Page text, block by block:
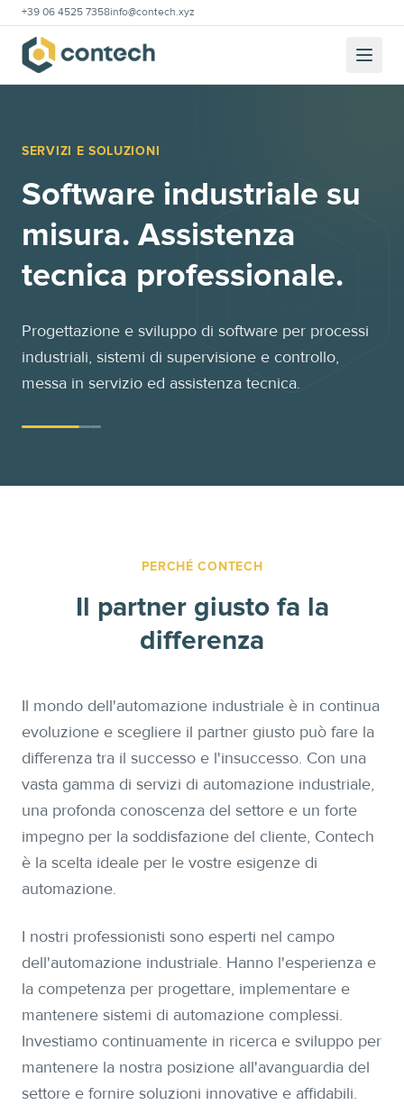
+39 06 4525 7358info@contech.xyz
SERVIZI E SOLUZIONI
Software industriale su
misura. Assistenza
tecnica professionale.
Progettazione e sviluppo di software per processi
industriali, sistemi di supervisione e controllo,
messa in servizio ed assistenza tecnica.
PERCHÉ CONTECH
Il partner giusto fa la
differenza
Il mondo dell'automazione industriale è in continua
evoluzione e scegliere il partner giusto può fare la
differenza tra il successo e l'insuccesso. Con una
vasta gamma di servizi di automazione industriale,
una profonda conoscenza del settore e un forte
impegno per la soddisfazione del cliente, Contech
è la scelta ideale per le vostre esigenze di
automazione.
I nostri professionisti sono esperti nel campo
dell'automazione industriale. Hanno l'esperienza e
la competenza per progettare, implementare e
mantenere sistemi di automazione complessi.
Investiamo continuamente in ricerca e sviluppo per
mantenere la nostra posizione all'avanguardia del
settore e fornire soluzioni innovative e affidabili.